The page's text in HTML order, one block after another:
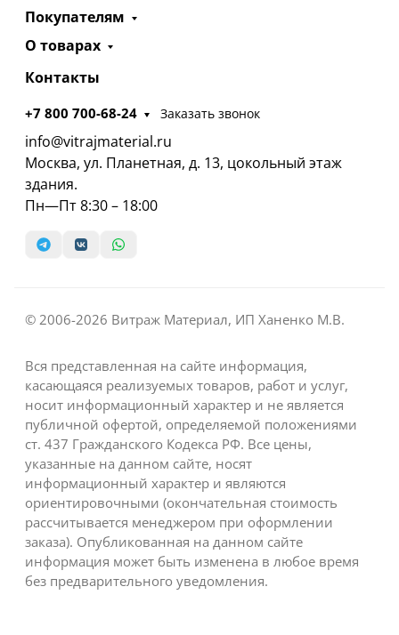
Покупателям
О товарах
Контакты
+7 800 700-68-24 Заказать звонок
info@vitrajmaterial.ru
Москва, ул. Планетная, д. 13, цокольный этаж
здания.
Пн—Пт 8:30 – 18:00
© 2006-2026 Витраж Материал, ИП Ханенко М.В.
Вся представленная на сайте информация,
касающаяся реализуемых товаров, работ и услуг,
носит информационный характер и не является
публичной офертой, определяемой положениями
ст. 437 Гражданского Кодекса РФ. Все цены,
указанные на данном сайте, носят
информационный характер и являются
ориентировочными (окончательная стоимость
рассчитывается менеджером при оформлении
заказа). Опубликованная на данном сайте
информация может быть изменена в любое время
без предварительного уведомления.